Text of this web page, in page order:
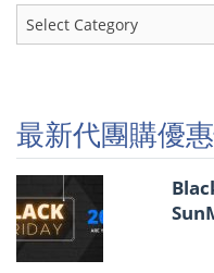
代
團
情
報
最新代團購優